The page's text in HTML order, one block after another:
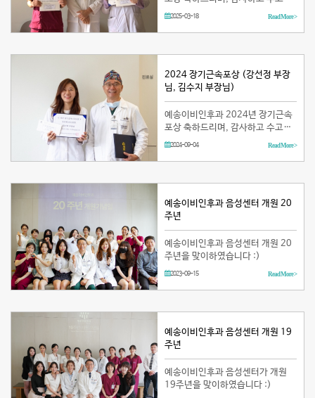
셨습니다! (치료팀 조인수 실장님,
2025-03-18 Read More >
2024 장기근속포상 (강선정 부장
님, 김수지 부장님)
예송이비인후과 2024년 장기근속
포상 축하드리며, 감사하고 수고하
셨습니다! (치료팀 강선정 부장님,
2024-09-04 Read More >
예송이비인후과 음성센터 개원 20
주년
예송이비인후과 음성센터 개원 20
주년을 맞이하였습니다 :)
2023-09-15 Read More >
예송이비인후과 음성센터 개원 19
주년
예송이비인후과 음성센터가 개원
19주년을 맞이하였습니다 :)